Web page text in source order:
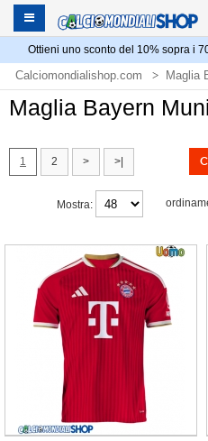
Ottieni uno sconto del 10% sopra i
Calciomondialishop.com Maglia
Maglia Bayern
1 2 > >|
Mostra: